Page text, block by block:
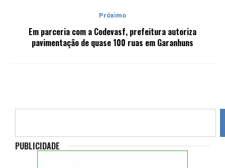
Próximo
Em parceria com a Codevasf, prefeitura autoriza
pavimentação de quase 100 ruas em Garanhuns
PUBLICIDADE